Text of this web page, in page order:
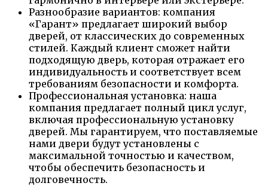
Разнообразие вариантов: компания
«Гарант» предлагает широкий выбор
дверей, от классических до современных
стилей. Каждый клиент сможет найти
подходящую дверь, которая отражает его
индивидуальность и соответствует всем
требованиям безопасности и комфорта.
Профессиональная установка: наша
компания предлагает полный цикл услуг,
включая профессиональную установку
дверей. Мы гарантируем, что поставляемые
нами двери будут установлены с
максимальной точностью и качеством,
чтобы обеспечить безопасность и
долговечность.